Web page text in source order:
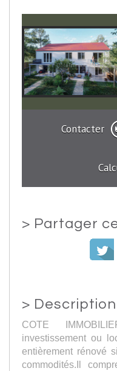
Contacter
> Partager
>
COTE
investissement ou
entièrement rénové
commodités.Il